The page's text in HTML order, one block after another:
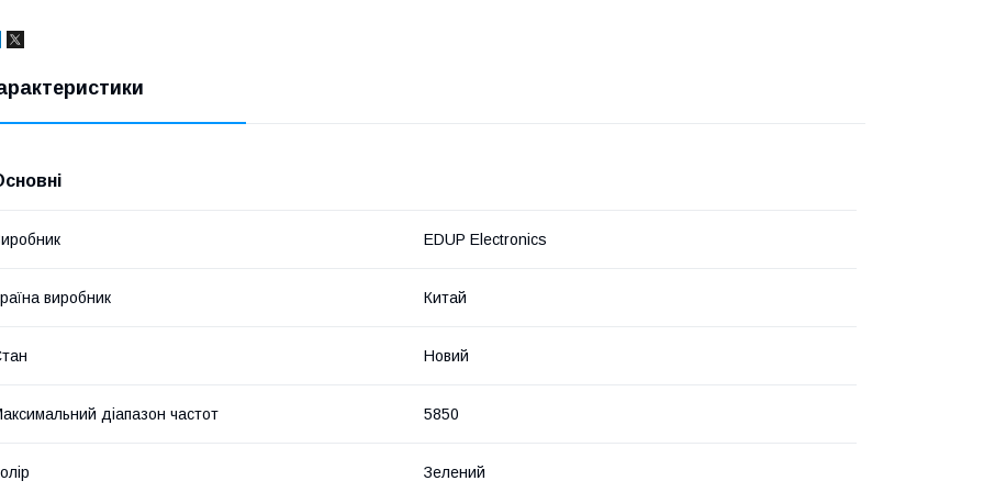
EDUP Electronics
виробник Китай
Новий
діапазон частот 5850
Зелений